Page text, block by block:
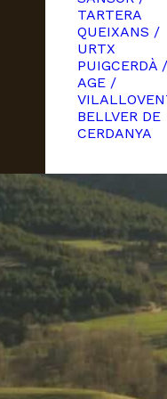
TARTERA
QUEIXANS /
URTX
PUIGCERDÀ /
AGE /
BELLVER DE
CERDANYA